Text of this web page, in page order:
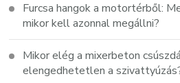
Furcsa hangok a motortérből:
mikor kell azonnal megállni?
Mikor elég a mixerbeton
elengedhetetlen a